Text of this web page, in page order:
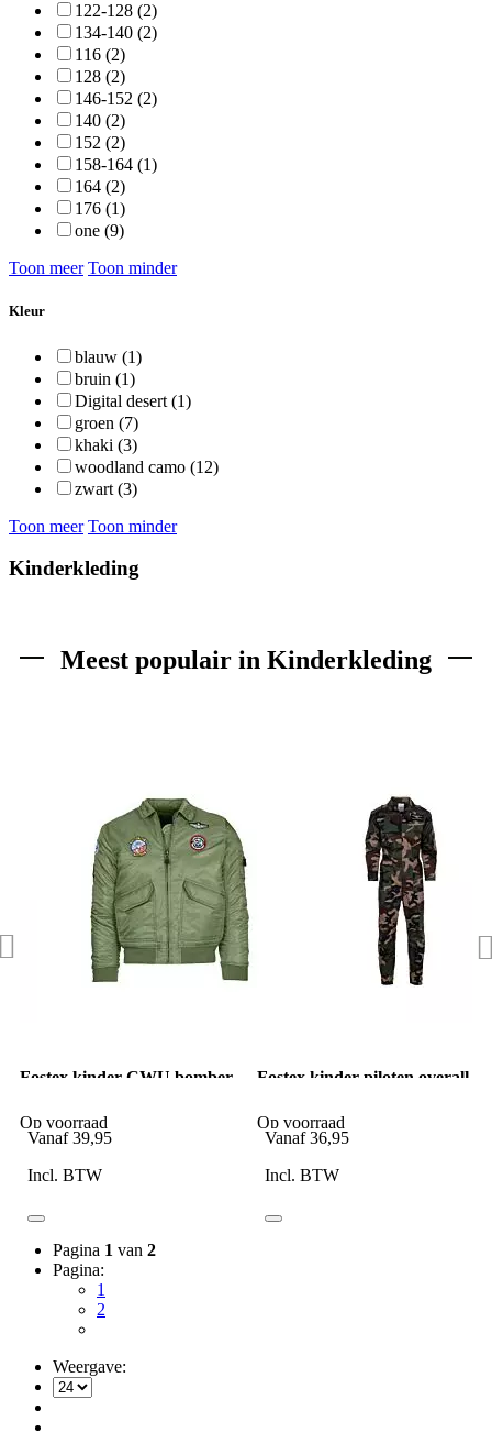
122-128 (2)
134-140 (2)
116 (2)
128 (2)
146-152 (2)
140 (2)
152 (2)
158-164 (1)
164 (2)
176 (1)
one (9)
Toon meer Toon minder
Kleur
blauw (1)
bruin (1)
Digital desert (1)
groen (7)
khaki (3)
woodland camo (12)
zwart (3)
Toon meer Toon minder
Kinderkleding
Meest populair in Kinderkleding
Fostex kinder CWU bomber
Op voorraad
Vanaf 39,95
Incl. BTW
Fostex kinder piloten overall
Op voorraad
Vanaf 36,95
Incl. BTW
Pagina 1 van 2
Pagina:
1
2
Weergave: